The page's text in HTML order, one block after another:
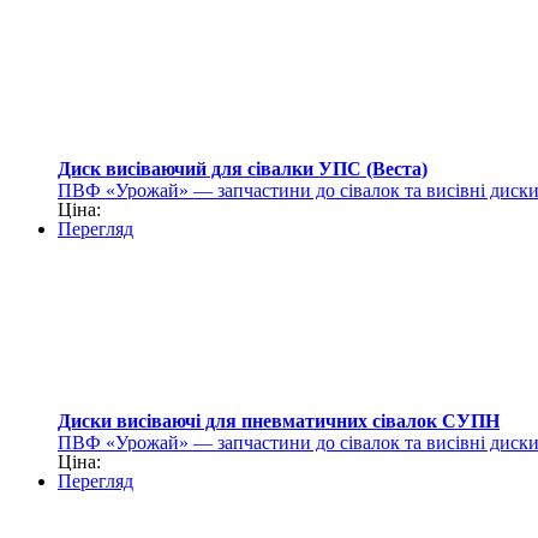
Диск висіваючий для сівалки УПС (Веста)
ПВФ «Урожай» — запчастини до сівалок та висівні диски
Ціна:
Перегляд
Диски висіваючі для пневматичних сівалок СУПН
ПВФ «Урожай» — запчастини до сівалок та висівні диски
Ціна:
Перегляд